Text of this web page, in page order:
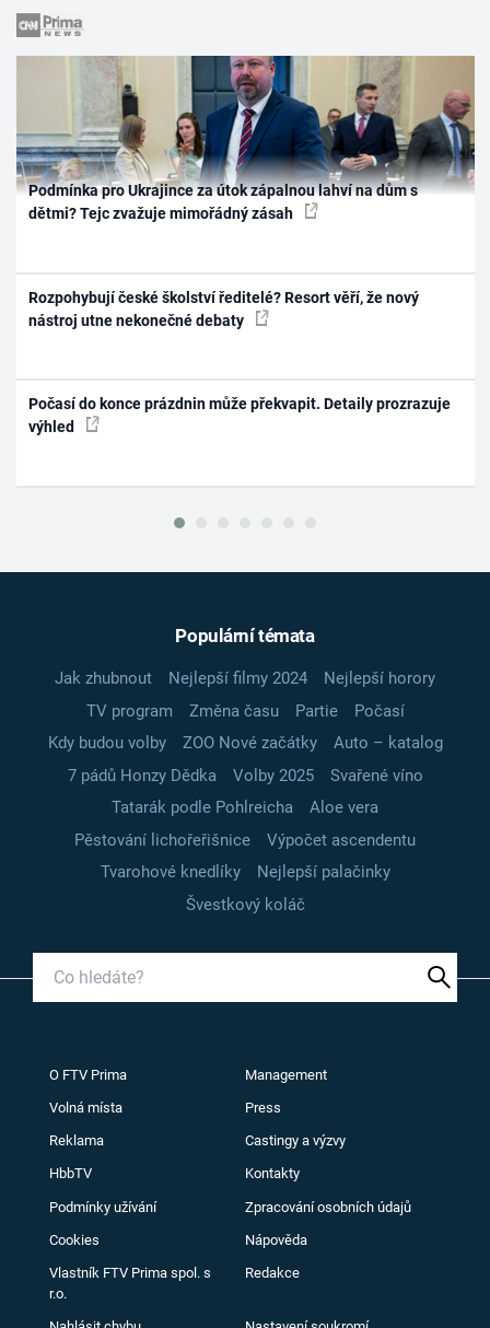
Podmínka pro Ukrajince za útok zápalnou lahví na dům s
dětmi? Tejc zvažuje mimořádný zásah
Rozpohybují české školství ředitelé? Resort věří, že nový
nástroj utne nekonečné debaty
Počasí do konce prázdnin může překvapit. Detaily prozrazuje
výhled
Populární témata
Jak zhubnout Nejlepší filmy 2024
Nejlepší horory
TV program
Změna času Partie
Počasí
Kdy budou volby
ZOO Nové začátky
Auto – katalog
7 pádů Honzy Dědka
Volby 2025
Svařené víno
Tatarák podle Pohlreicha
Aloe vera
Pěstování lichořeřišnice
Výpočet ascendentu
Tvarohové knedlíky
Nejlepší palačinky
Švestkový koláč
O FTV Prima Management
Volná místa Press
Reklama Castingy a výzvy
HbbTV Kontakty
Podmínky užívání Zpracování osobních údajů
Cookies Nápověda
Vlastník FTV Prima spol. s
r.o.
Redakce